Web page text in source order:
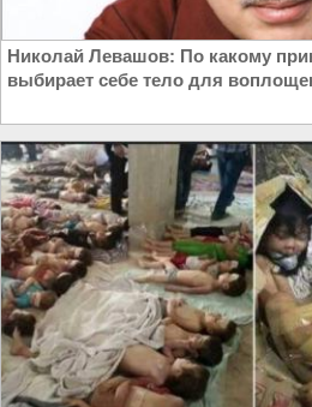
Николай Левашов: По какому
выбирает себе тело для